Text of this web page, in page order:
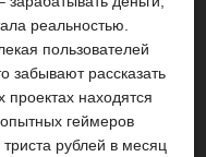
реальностью.
пользователей
забывают рассказать
проектах находятся
геймеров
рублей в месяц